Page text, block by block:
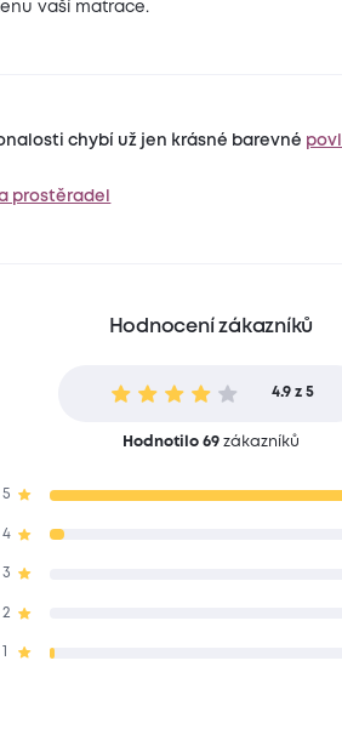
vaší matrace.
chybí už jen krásné barevné
prostěradel
Hodnocení zákazníků
4.9 z 5
Hodnotilo 69zákazníků
5
4
3
2